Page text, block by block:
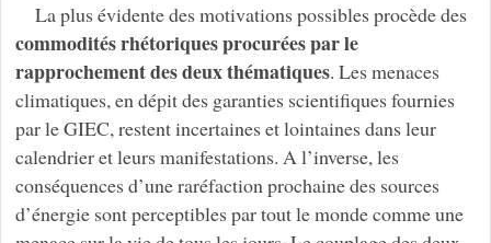
La plus évidente des motivations possibles procède des
commodités rhétoriques procurées par le
rapprochement des deux thématiques. Les menaces
climatiques, en dépit des garanties scientifiques fournies
par le GIEC, restent incertaines et lointaines dans leur
calendrier et leurs manifestations. A l’inverse, les
conséquences d’une raréfaction prochaine des sources
d’énergie sont perceptibles par tout le monde comme une